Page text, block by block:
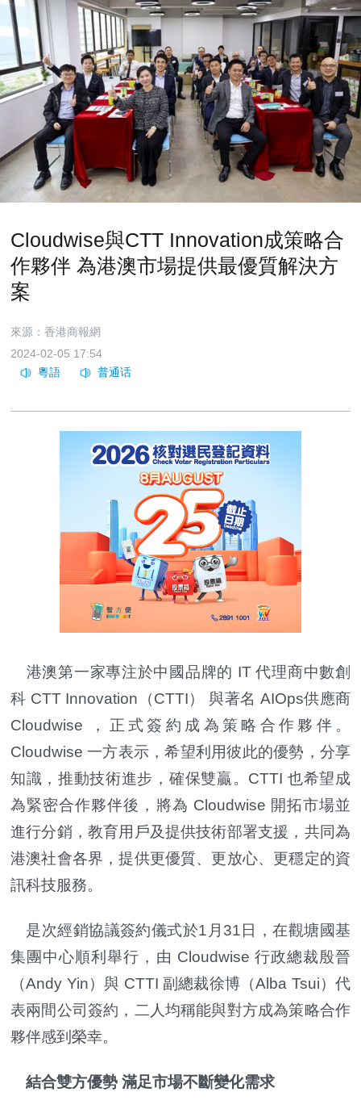
Cloudwise與CTT Innovation成策略合
作夥伴 為港澳市場提供最優質解決方
案
來源：香港商報網
2024-02-05 17:54
港澳第一家專注於中國品牌的 IT 代理商中數創
科 CTT Innovation（CTTI） 與著名 AIOps供應商
Cloudwise ，正式簽約成為策略合作夥伴。
Cloudwise 一方表示，希望利用彼此的優勢，分享
知識，推動技術進步，確保雙贏。CTTI 也希望成
為緊密合作夥伴後，將為 Cloudwise 開拓市場並
進行分銷，教育用戶及提供技術部署支援，共同為
港澳社會各界，提供更優質、更放心、更穩定的資
訊科技服務。
是次經銷協議簽約儀式於1月31日，在觀塘國基
集團中心順利舉行，由 Cloudwise 行政總裁殷晉
（Andy Yin）與 CTTI 副總裁徐博（Alba Tsui）代
表兩間公司簽約，二人均稱能與對方成為策略合作
夥伴感到榮幸。
結合雙方優勢 滿足市場不斷變化需求